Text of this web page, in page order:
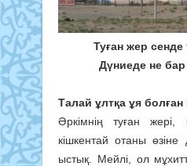
Туған жер
Дүниеде не
Талай ұлтқа ұя болған
Әркімнің туған жері,
кішкентай отаны
ыстық. Мейлі, ол